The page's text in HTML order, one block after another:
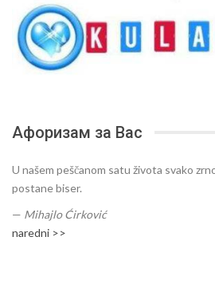
Афоризам за Вас
U našem peščanom satu života svako
postane biser.
— Mihajlo Ćirković
naredni >>